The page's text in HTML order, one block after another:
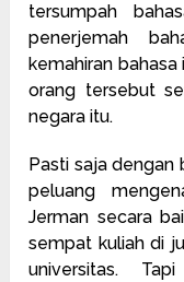
tersumpah
penerjemah
kemahiran
orang tersebut
negara itu.
Pasti saja
peluang
Jerman secara
sempat kuliah di
universitas.